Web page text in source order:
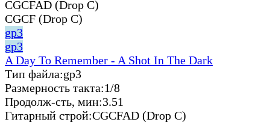
CGCFAD (Drop C)
CGCF (Drop C)
gp3
gp3
A Day To Remember - A Shot In The Dark
Тип файла:gp3
Размерность такта:1/8
Продолж-сть, мин:3.51
Гитарный строй:CGCFAD (Drop C)